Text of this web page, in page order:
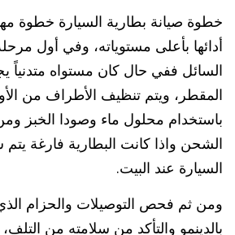
خطوة صيانة بطارية السيارة خطوة
أدائها بأعلى مستوياته، وفي أول
السائل ففي حال كان مستواه متدنياً
المقطر، ويتم تنظيف الأطراف من
باستخدام محلول ماء وصودا الخبز
الشحن واذا كانت البطارية فارغة
السيارة عند البيت.
ومن ثم فحص التوصيلات والحزام
بالدينمو والتأكد من سلامته من